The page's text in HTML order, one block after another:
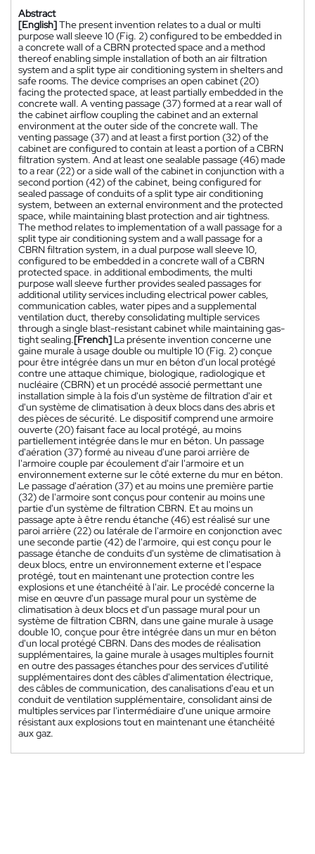
Abstract
[English]The present invention relates to a dual or multi
purpose wall sleeve 10 (Fig. 2) configured to be embedded in
a concrete wall of a CBRN protected space and a method
thereof enabling simple installation of both an air filtration
system and a split type air conditioning system in shelters and
safe rooms. The device comprises an open cabinet (20)
facing the protected space, at least partially embedded in the
concrete wall. A venting passage (37) formed at a rear wall of
the cabinet airflow coupling the cabinet and an external
environment at the outer side of the concrete wall. The
venting passage (37) and at least a first portion (32) of the
cabinet are configured to contain at least a portion of a CBRN
filtration system. And at least one sealable passage (46) made
to a rear (22) or a side wall of the cabinet in conjunction with a
second portion (42) of the cabinet, being configured for
sealed passage of conduits of a split type air conditioning
system, between an external environment and the protected
space, while maintaining blast protection and air tightness.
The method relates to implementation of a wall passage for a
split type air conditioning system and a wall passage for a
CBRN filtration system, in a dual purpose wall sleeve 10,
configured to be embedded in a concrete wall of a CBRN
protected space. in additional embodiments, the multi
purpose wall sleeve further provides sealed passages for
additional utility services including electrical power cables,
communication cables, water pipes and a supplemental
ventilation duct, thereby consolidating multiple services
through a single blast-resistant cabinet while maintaining gas-
tight sealing.[French] La présente invention concerne une
gaine murale à usage double ou multiple 10 (Fig. 2) conçue
pour être intégrée dans un mur en béton d'un local protégé
contre une attaque chimique, biologique, radiologique et
nucléaire (CBRN) et un procédé associé permettant une
installation simple à la fois d'un système de filtration d'air et
d'un système de climatisation à deux blocs dans des abris et
des pièces de sécurité. Le dispositif comprend une armoire
ouverte (20) faisant face au local protégé, au moins
partiellement intégrée dans le mur en béton. Un passage
d'aération (37) formé au niveau d'une paroi arrière de
l'armoire couple par écoulement d'air l'armoire et un
environnement externe sur le côté externe du mur en béton.
Le passage d'aération (37) et au moins une première partie
(32) de l'armoire sont conçus pour contenir au moins une
partie d'un système de filtration CBRN. Et au moins un
passage apte à être rendu étanche (46) est réalisé sur une
paroi arrière (22) ou latérale de l'armoire en conjonction avec
une seconde partie (42) de l'armoire, qui est conçu pour le
passage étanche de conduits d'un système de climatisation à
deux blocs, entre un environnement externe et l'espace
protégé, tout en maintenant une protection contre les
explosions et une étanchéité à l'air. Le procédé concerne la
mise en œuvre d'un passage mural pour un système de
climatisation à deux blocs et d'un passage mural pour un
système de filtration CBRN, dans une gaine murale à usage
double 10, conçue pour être intégrée dans un mur en béton
d'un local protégé CBRN. Dans des modes de réalisation
supplémentaires, la gaine murale à usages multiples fournit
en outre des passages étanches pour des services d'utilité
supplémentaires dont des câbles d'alimentation électrique,
des câbles de communication, des canalisations d'eau et un
conduit de ventilation supplémentaire, consolidant ainsi de
multiples services par l'intermédiaire d'une unique armoire
résistant aux explosions tout en maintenant une étanchéité
aux gaz.